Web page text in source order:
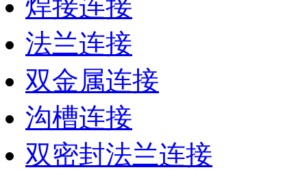
焊接连接
法兰连接
双金属连接
沟槽连接
双密封法兰连接